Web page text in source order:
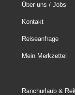
Über uns / Jobs
Kontakt
Reiseanfrage
Mein Merkzettel
Ranchurlaub &